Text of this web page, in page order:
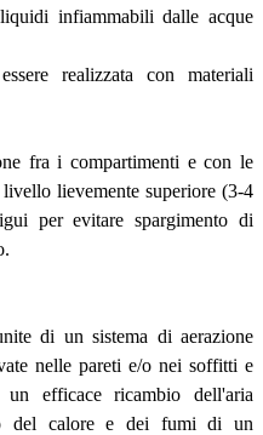
infiammabili dalle acque
realizzata con materiali
fra i compartimenti e con le
lievemente superiore (3-4
per evitare spargimento di
di un sistema di aerazione
nelle pareti e/o nei soffitti e
efficace ricambio dell'aria
del calore e dei fumi di un